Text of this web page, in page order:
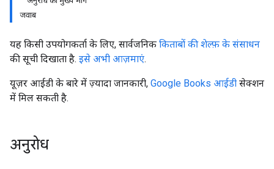
जवाब
यह किसी उपयोगकर्ता के लिए, सार्वजनिक किताबों की शेल्फ़ के संसाधन
की सूची दिखाता है. इसे अभी आज़माएं.
यूज़र आईडी के बारे में ज़्यादा जानकारी, Google Books आईडी सेक्शन
में मिल सकती है.
अनुरोध